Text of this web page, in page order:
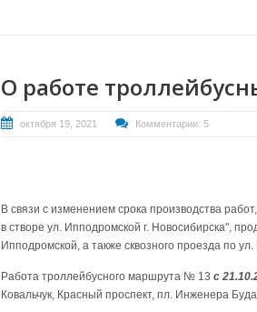
О работе
октября 19, 2021 Комментарии: 5
В связи с изменением срока производства
в створе ул. Ипподромской г. Новосибирска",
Ипподромской, а также сквозного проезда по
Работа троллейбусного маршрута № 13 с
Ковальчук, Красный проспект, пл. Инженера